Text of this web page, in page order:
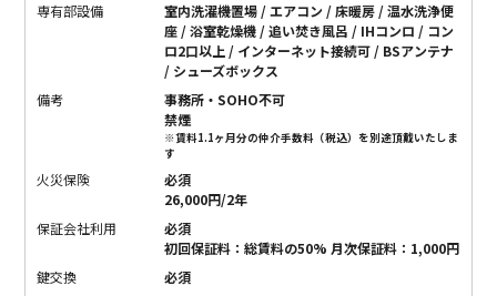
専有部設備
室内洗濯機置場 / エアコン / 床暖房 / 温水洗浄便
座 / 浴室乾燥機 / 追い焚き風呂 / IHコンロ / コン
ロ2口以上 / インターネット接続可 / BSアンテナ
/ シューズボックス
備考
事務所・SOHO不可
禁煙
※賃料1.1ヶ月分の仲介手数料（税込）を別途頂戴いたしま
す
火災保険
必須
26,000円/2年
保証会社利用
必須
初回保証料：総賃料の50% 月次保証料：1,000円
鍵交換
必須